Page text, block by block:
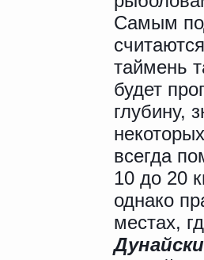
Самым
таймень
будет
глубину,
всегда
10 до 20
однако
местах,